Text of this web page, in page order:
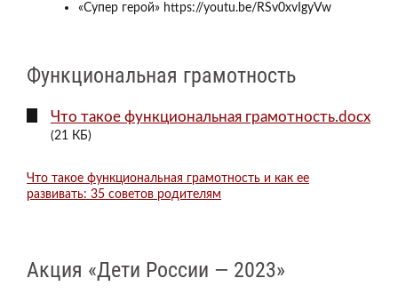
«Супер герой» https://youtu.be/RSv0xvIgyVw
Функциональная грамотность
Что такое функциональная грамотность.docx
(21 КБ)
Что такое функциональная грамотность и как ее
развивать: 35 советов родителям
Акция «Дети России — 2023»